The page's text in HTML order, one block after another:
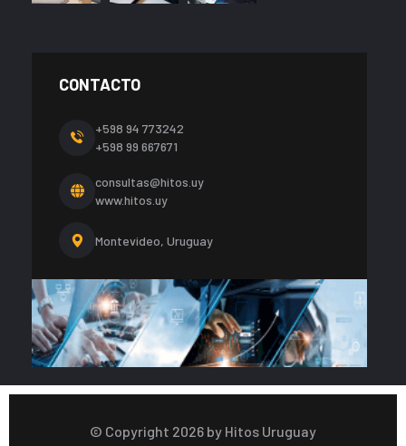
CONTACTO
+598 94 773242
+598 99 667671
consultas@hitos.uy
www.hitos.uy
Montevideo, Uruguay
© Copyright 2026 by Hitos Uruguay